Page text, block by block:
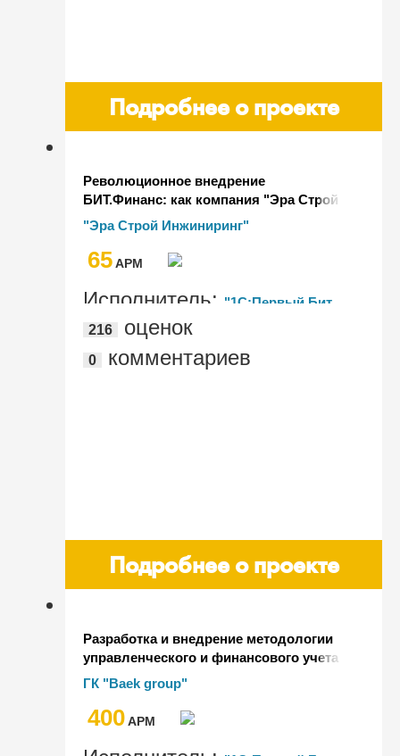
Подробнее о проекте
Революционное внедрение
БИТ.Финанс: как компания "Эра Строй
Инжиниринг" достигла новых высот в
учете и управлении
"Эра Строй Инжиниринг"
65AРМ
Исполнитель: "1С:Первый Бит,
Санкт-Петербург – Центральный офис"
216 оценок
0 комментариев
Подробнее о проекте
Разработка и внедрение методологии
управленческого и финансового учета
в холдинговой структуре на базе
1С:Бухгалтерии КОРП и БИТ.Финанс
Холдинг
ГК "Baek group"
400AРМ